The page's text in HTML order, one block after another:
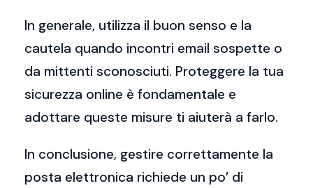
In generale, utilizza il buon senso e la
cautela quando incontri email sospette o
da mittenti sconosciuti. Proteggere la tua
sicurezza online è fondamentale e
adottare queste misure ti aiuterà a farlo.
In conclusione, gestire correttamente la
posta elettronica richiede un po’ di